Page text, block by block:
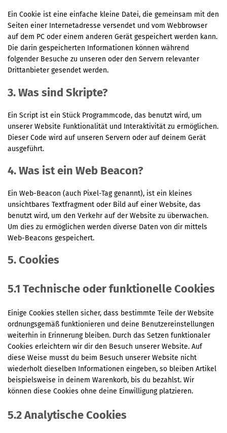
Ein Cookie ist eine einfache kleine Datei, die gemeinsam mit den
Seiten einer Internetadresse versendet und vom Webbrowser
auf dem PC oder einem anderen Gerät gespeichert werden kann.
Die darin gespeicherten Informationen können während
folgender Besuche zu unseren oder den Servern relevanter
Drittanbieter gesendet werden.
3. Was sind Skripte?
Ein Script ist ein Stück Programmcode, das benutzt wird, um
unserer Website Funktionalität und Interaktivität zu ermöglichen.
Dieser Code wird auf unseren Servern oder auf deinem Gerät
ausgeführt.
4. Was ist ein Web Beacon?
Ein Web-Beacon (auch Pixel-Tag genannt), ist ein kleines
unsichtbares Textfragment oder Bild auf einer Website, das
benutzt wird, um den Verkehr auf der Website zu überwachen.
Um dies zu ermöglichen werden diverse Daten von dir mittels
Web-Beacons gespeichert.
5. Cookies
5.1 Technische oder funktionelle Cookies
Einige Cookies stellen sicher, dass bestimmte Teile der Website
ordnungsgemäß funktionieren und deine Benutzereinstellungen
weiterhin in Erinnerung bleiben. Durch das Setzen funktionaler
Cookies erleichtern wir dir den Besuch unserer Website. Auf
diese Weise musst du beim Besuch unserer Website nicht
wiederholt dieselben Informationen eingeben, so bleiben Artikel
beispielsweise in deinem Warenkorb, bis du bezahlst. Wir
können diese Cookies ohne deine Einwilligung platzieren.
5.2 Analytische Cookies